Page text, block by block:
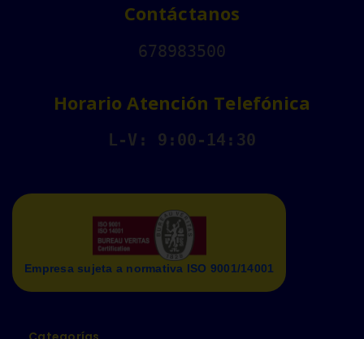
Contáctanos
678983500
Horario Atención Telefónica
L-V: 9:00-14:30
Empresa sujeta a normativa ISO 9001/14001